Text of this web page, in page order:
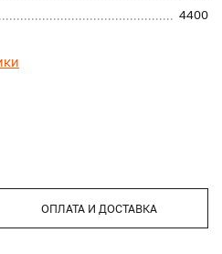
4400
ОПЛАТА И ДОСТАВКА